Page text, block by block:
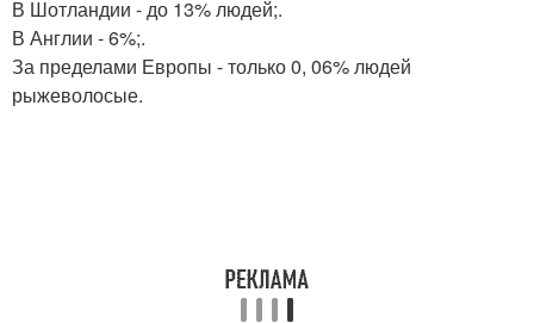
В Шотландии - до 13% людей;.
В Англии - 6%;.
За пределами Европы - только 0, 06% людей
рыжеволосые.